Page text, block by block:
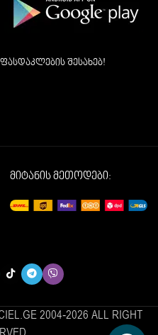
შესახებ!
მიტანის მეთოდები:
2004-2026 ALL RIGHT